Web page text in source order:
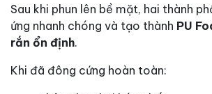
Sau khi phun lên bề mặt, hai thành
ứng nhanh chóng và tạo thành PU
rắn ổn định.
Khi đã đông cứng hoàn toàn: